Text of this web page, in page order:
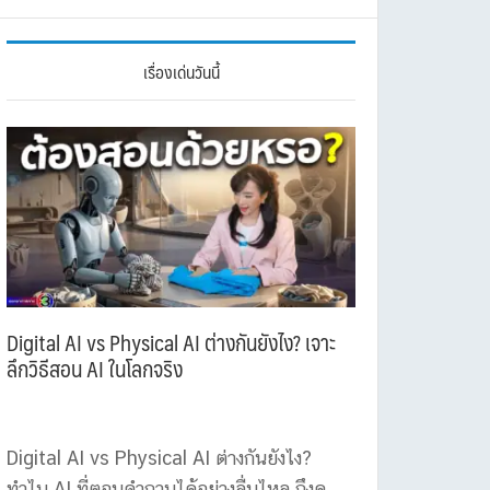
เรื่องเด่นวันนี้
Digital AI vs Physical AI ต่างกันยังไง? เจาะ
ลึกวิธีสอน AI ในโลกจริง
Digital AI vs Physical AI ต่างกันยังไง?